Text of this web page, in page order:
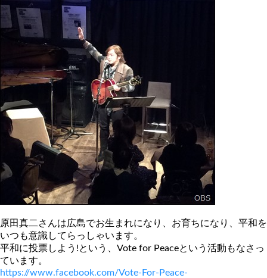
原田真二さんは広島でお生まれになり、お育ちになり、平和を
いつも意識してらっしゃいます。
平和に投票しよう!という、Vote for Peaceという活動もなさっ
ています。
https://www.facebook.com/Vote-For-Peace-